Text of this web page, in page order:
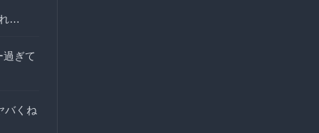
…
ぎて
バくね